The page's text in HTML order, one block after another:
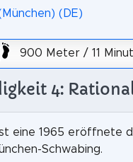
(DE)
900 Meter / 11
4:
eine 1965 eröffnete
Schwabing.